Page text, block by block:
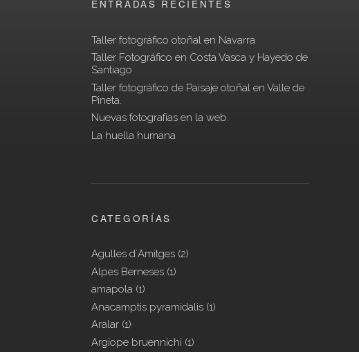
ENTRADAS RECIENTES
Taller fotográfico otoñal en Navarra
Taller Fotográfico en Costa Vasca y Hayedo de
Santiago
Taller fotográfico de Paisaje otoñal en Valle de
Pineta.
Nuevas fotografías en la web.
La huella humana
CATEGORÍAS
Agulles d´Amitges (2)
Alpes Berneses (1)
amapola (1)
Anacamptis pyramidalis (1)
Aralar (1)
Argiope bruennichi (1)